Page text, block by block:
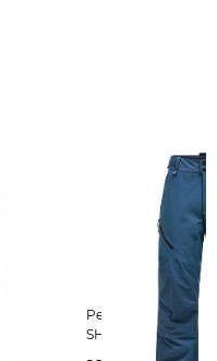
Peak Performance | Herren Skihose
SHRED Insulated